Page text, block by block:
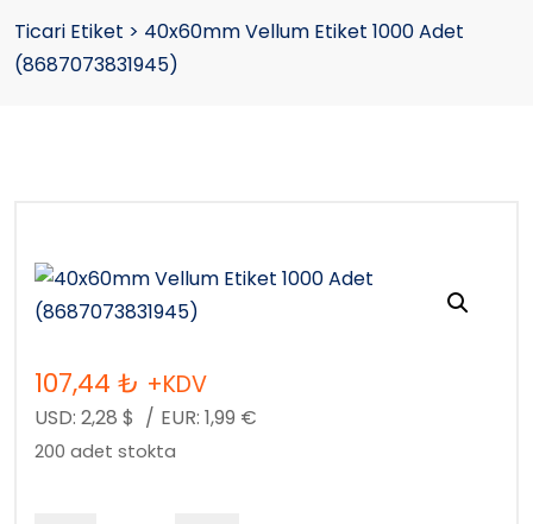
Ticari Etiket > 40x60mm Vellum Etiket 1000 Adet
(8687073831945)
107,44 ₺ +KDV
USD: 2,28 $ / EUR: 1,99 €
200 adet stokta